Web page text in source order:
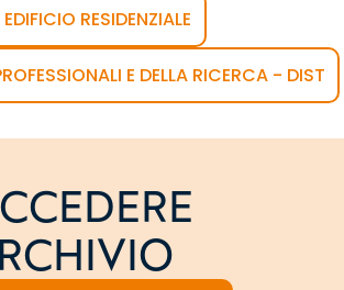
EDIFICIO RESIDENZIALE
E DELLA RICERCA - DIST